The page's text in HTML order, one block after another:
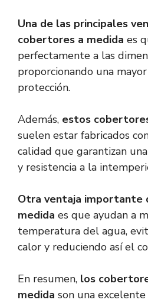
Una de las principales
cobertores a medida es
perfectamente a las
proporcionando una
protección.
Además, estos
suelen estar fabricados
calidad que garantizan
y resistencia a la
Otra ventaja importante
medida es que ayudan a
temperatura del agua,
calor y reduciendo así el
En resumen, los
medida son una